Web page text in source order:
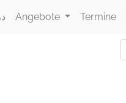
Angebote Termine